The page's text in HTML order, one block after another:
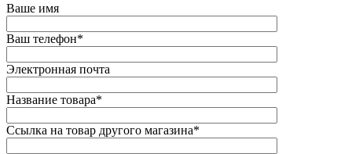
Ваше имя
Ваш телефон*
Электронная почта
Название товара*
Ссылка на товар другого магазина*